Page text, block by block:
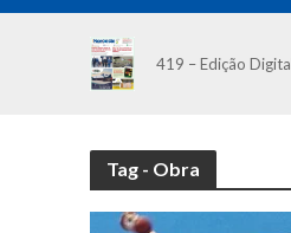
419 – Edição
Tag - Obra